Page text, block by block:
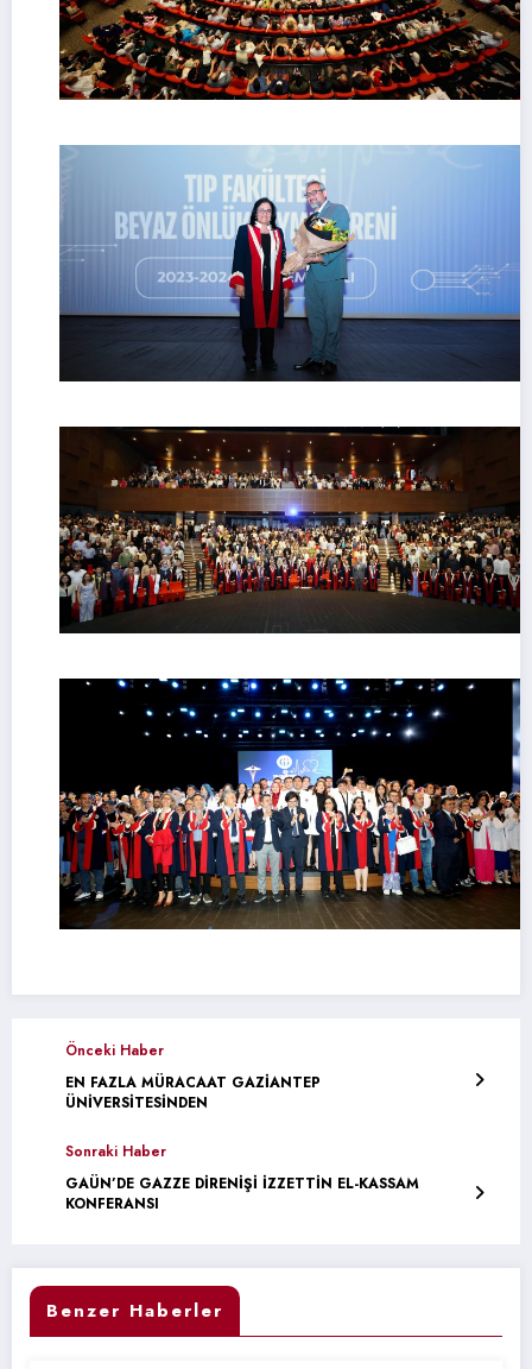
Önceki Haber
EN FAZLA MÜRACAAT GAZİANTEP
ÜNİVERSİTESİNDEN
Sonraki Haber
GAÜN’DE GAZZE DİRENİŞİ İZZETTİN EL-KASSAM
KONFERANSI
Benzer Haberler